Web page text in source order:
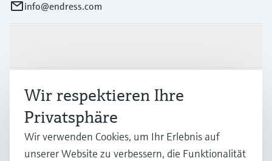
info@endress.com
Branchen
Support
Wir respektieren Ihre
Privatsphäre
Wir verwenden Cookies, um Ihr Erlebnis auf
unserer Website zu verbessern, die Funktionalität